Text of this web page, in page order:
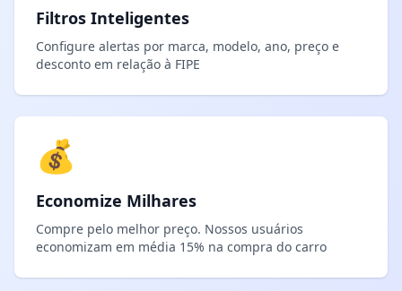
Filtros Inteligentes
Configure alertas por marca, modelo, ano, preço e
desconto em relação à FIPE
💰
Economize Milhares
Compre pelo melhor preço. Nossos usuários
economizam em média 15% na compra do carro